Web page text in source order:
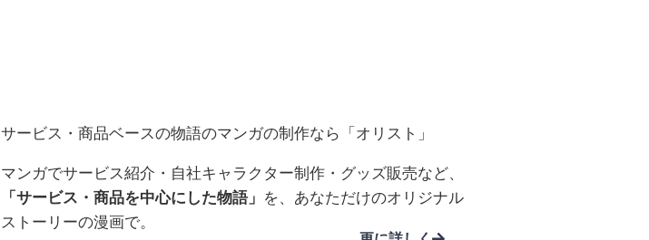
サービス・商品ベースの物語のマンガの制作なら「オリスト」
マンガでサービス紹介・自社キャラクター制作・グッズ販売など、
「サービス・商品を中心にした物語」 を、あなただけのオリジナル
ストーリーの漫画で。